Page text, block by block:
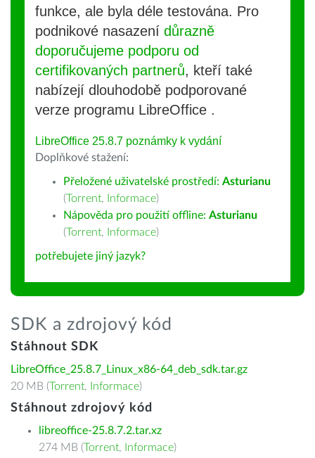
funkce, ale byla déle testována. Pro
podnikové nasazení důrazně
doporučujeme podporu od
certifikovaných partnerů, kteří také
nabízejí dlouhodobě podporované
verze programu LibreOffice .
LibreOffice 25.8.7 poznámky k vydání
Doplňkové stažení:
Přeložené uživatelské prostředí: Asturianu
(Torrent, Informace)
Nápověda pro použití offline: Asturianu
(Torrent, Informace)
potřebujete jiný jazyk?
SDK a zdrojový kód
Stáhnout SDK
LibreOffice_25.8.7_Linux_x86-64_deb_sdk.tar.gz
20 MB (Torrent, Informace)
Stáhnout zdrojový kód
libreoffice-25.8.7.2.tar.xz
274 MB (Torrent, Informace)